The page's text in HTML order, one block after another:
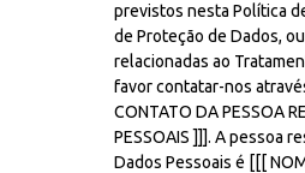
previstos nesta Política
de Proteção de Dados,
relacionadas ao
favor contatar-nos
CONTATO DA PESSOA
PESSOAIS ]]]. A pessoa
Dados Pessoais é [[[